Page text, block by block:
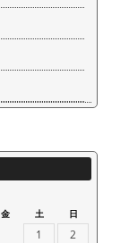
金 土 日
1
2